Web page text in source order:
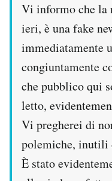
Esci
Vi informo che la
ieri, è una fake
immediatamente
congiuntamente
che pubblico qui
letto,
Vi pregherei di
polemiche, inutili
È stato